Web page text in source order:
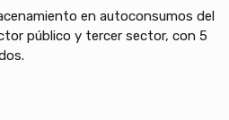
en autoconsumos del
público y tercer sector, con 5